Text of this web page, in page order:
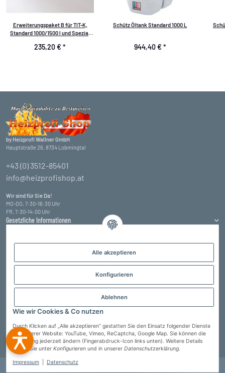
Alle akzeptieren
Konfigurieren
Ablehnen
Wie wir Cookies & Co nutzen
Durch Klicken auf „Alle akzeptieren“ gestatten Sie den Einsatz folgender Dienste
auf unserer Website: YouTube, Vimeo, ReCaptcha, Google Map. Sie können die
Einstellung jederzeit ändern (Fingerabdruck-Icon links unten). Weitere Details
finden Sie unter Konfigurieren und in unserer Datenschutzerklärung.
Impressum Datenschutz
Erweiterungspaket B für TIT-K,
Standard 1000/1500 l und Spezial
235,20 € *
Schütz Öltank Standard 1000 L
944,40 € *
by Heizprofi Wallner GmbH
Hauptstraße 26, 8734 Lobmingtal
+43 (0) 3512-85401
info@heizprofishop.at
Wir sind für Sie Da!
MO-DO, 7:30-16:30 Uhr
FR, 7:30-14:00 Uhr
Gesetzliche Informationen
Informationen
Zahlungsarten
Vertrag widerrufen
© Heizprofi Wallner GmbH * Alle Preise inkl. gesetzlicher USt., zzgl.